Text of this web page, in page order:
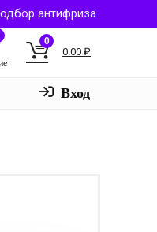
антифриза
0
0.00 ₽
Вход